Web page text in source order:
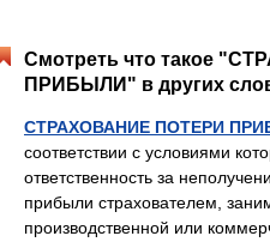
Смотреть что такое
ПРИБЫЛИ" в других
СТРАХОВАНИЕ ПОТЕРИ
соответствии с условиями
ответственность за
прибыли страхователем,
производственной или